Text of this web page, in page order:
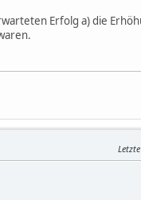
Erfolg a) die